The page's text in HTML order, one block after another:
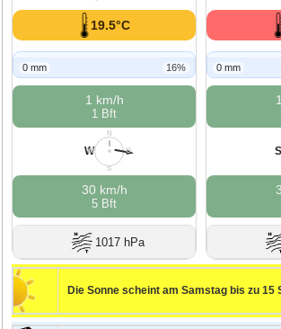
19.5°C
0 mm 16%
1 km/h
1 Bft
N
O
S
W
W
30 km/h
5 Bft
1017 hPa
0 mm
Die Sonne scheint am Samstag bis zu 15